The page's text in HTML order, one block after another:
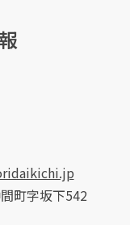
町字坂下542